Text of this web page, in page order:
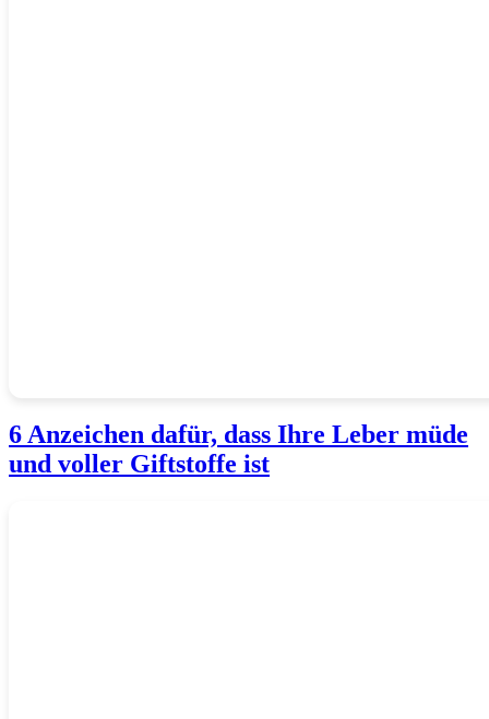
6 Anzeichen dafür, dass Ihre Leber müde
und voller Giftstoffe ist